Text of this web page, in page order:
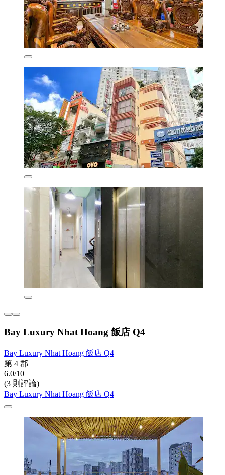
Bay Luxury Nhat Hoang 飯店 Q4
Bay Luxury Nhat Hoang 飯店 Q4
第 4 郡
6.0/10
(3 則評論)
Bay Luxury Nhat Hoang 飯店 Q4